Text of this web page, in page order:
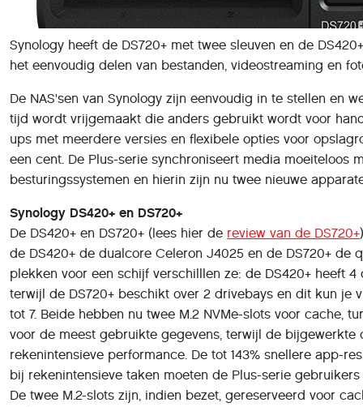
Synology heeft de DS720+ met twee sleuven en de
het eenvoudig delen van bestanden, videostreaming en
De NAS'sen van Synology zijn eenvoudig in te stellen en
tijd wordt vrijgemaakt die anders gebruikt wordt voor
ups met meerdere versies en flexibele opties voor
een cent. De Plus-serie synchroniseert media moeiteloos
besturingssystemen en hierin zijn nu twee nieuwe
Synology DS420+ en DS720+
De DS420+ en DS720+ (lees hier de review van de DS720+
de DS420+ de dualcore Celeron J4025 en de DS720+ de
plekken voor een schijf verschilllen ze: de DS420+ heeft
terwijl de DS720+ beschikt over 2 drivebays en dit kun je
tot 7. Beide hebben nu twee M.2 NVMe-slots voor cache,
voor de meest gebruikte gegevens, terwijl de bijgewerkte
rekenintensieve performance. De tot 143% snellere app-
bij rekenintensieve taken moeten de Plus-serie
De twee M.2-slots zijn, indien bezet, gereserveerd voor